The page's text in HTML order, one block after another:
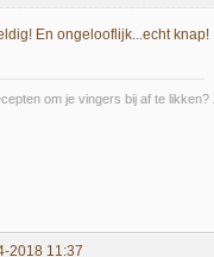
En ongelooflijk...echt knap!
om je vingers bij af te
2018 11:37